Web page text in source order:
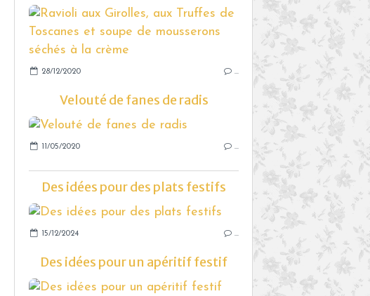
28/12/2020 …
Velouté de fanes de radis
11/05/2020 …
Des idées pour des plats festifs
15/12/2024 …
Des idées pour un apéritif festif